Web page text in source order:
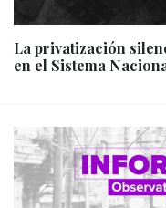
La privatización
en el Sistema